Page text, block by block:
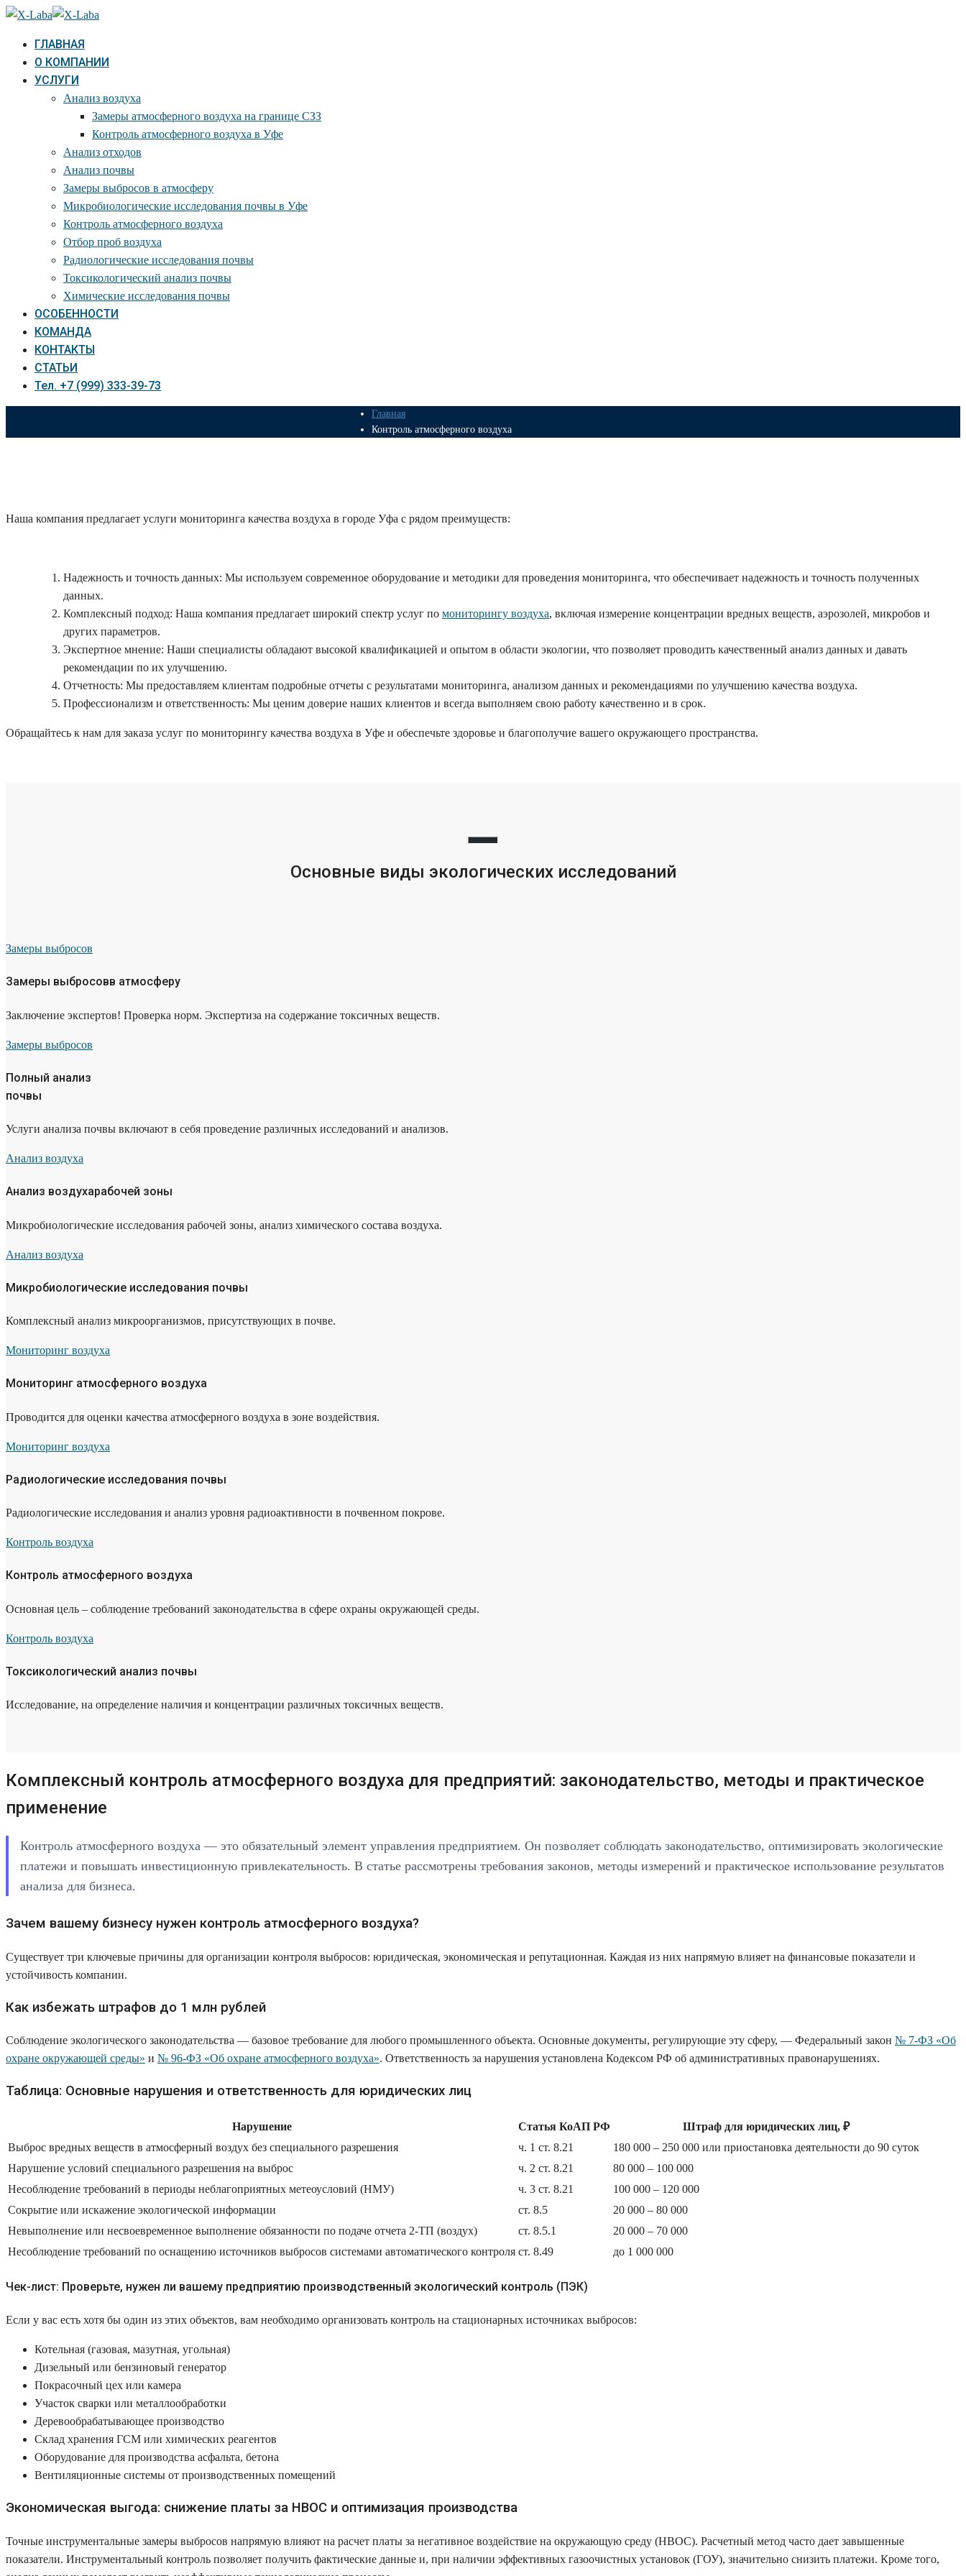
ГЛАВНАЯ
О КОМПАНИИ
УСЛУГИ
Анализ воздуха
Замеры атмосферного воздуха на границе СЗЗ
Контроль атмосферного воздуха в Уфе
Анализ отходов
Анализ почвы
Замеры выбросов в атмосферу
Микробиологические исследования почвы в Уфе
Контроль атмосферного воздуха
Отбор проб воздуха
Радиологические исследования почвы
Токсикологический анализ почвы
Химические исследования почвы
ОСОБЕННОСТИ
КОМАНДА
КОНТАКТЫ
СТАТЬИ
Тел. +7 (999) 333-39-73
Главная
Контроль атмосферного воздуха
Наша компания предлагает услуги мониторинга качества воздуха в городе Уфа с рядом преимуществ:
Надежность и точность данных: Мы используем современное оборудование и методики для проведения мониторинга, что обеспечивает надежность и точность полученных
данных.
Комплексный подход: Наша компания предлагает широкий спектр услуг по мониторингу воздуха, включая измерение концентрации вредных веществ, аэрозолей, микробов и
других параметров.
Экспертное мнение: Наши специалисты обладают высокой квалификацией и опытом в области экологии, что позволяет проводить качественный анализ данных и давать
рекомендации по их улучшению.
Отчетность: Мы предоставляем клиентам подробные отчеты с результатами мониторинга, анализом данных и рекомендациями по улучшению качества воздуха.
Профессионализм и ответственность: Мы ценим доверие наших клиентов и всегда выполняем свою работу качественно и в срок.
Обращайтесь к нам для заказа услуг по мониторингу качества воздуха в Уфе и обеспечьте здоровье и благополучие вашего окружающего пространства.
Основные виды экологических исследований
Замеры выбросов
Замеры выбросовв атмосферу
Заключение экспертов! Проверка норм. Экспертиза на содержание токсичных веществ.
Замеры выбросов
Полный анализ
почвы
Услуги анализа почвы включают в себя проведение различных исследований и анализов.
Анализ воздуха
Анализ воздухарабочей зоны
Микробиологические исследования рабочей зоны, анализ химического состава воздуха.
Анализ воздуха
Микробиологические исследования почвы
Комплексный анализ микроорганизмов, присутствующих в почве.
Мониторинг воздуха
Мониторинг атмосферного воздуха
Проводится для оценки качества атмосферного воздуха в зоне воздействия.
Мониторинг воздуха
Радиологические исследования почвы
Радиологические исследования и анализ уровня радиоактивности в почвенном покрове.
Контроль воздуха
Контроль атмосферного воздуха
Основная цель – соблюдение требований законодательства в сфере охраны окружающей среды.
Контроль воздуха
Токсикологический анализ почвы
Исследование, на определение наличия и концентрации различных токсичных веществ.
Комплексный контроль атмосферного воздуха для предприятий: законодательство, методы и практическое
применение
Контроль атмосферного воздуха — это обязательный элемент управления предприятием. Он позволяет соблюдать законодательство, оптимизировать экологические
платежи и повышать инвестиционную привлекательность. В статье рассмотрены требования законов, методы измерений и практическое использование результатов
анализа для бизнеса.
Зачем вашему бизнесу нужен контроль атмосферного воздуха?
Существует три ключевые причины для организации контроля выбросов: юридическая, экономическая и репутационная. Каждая из них напрямую влияет на финансовые показатели и
устойчивость компании.
Как избежать штрафов до 1 млн рублей
Соблюдение экологического законодательства — базовое требование для любого промышленного объекта. Основные документы, регулирующие эту сферу, — Федеральный закон № 7-ФЗ «Об
охране окружающей среды» и № 96-ФЗ «Об охране атмосферного воздуха». Ответственность за нарушения установлена Кодексом РФ об административных правонарушениях.
Таблица: Основные нарушения и ответственность для юридических лиц
Нарушение Статья КоАП РФ
Штраф для юридических лиц, ₽
Выброс вредных веществ в атмосферный воздух без специального разрешения
ч. 1 ст. 8.21
180 000 – 250 000 или приостановка деятельности до 90 суток
Нарушение условий специального разрешения на выброс
ч. 2 ст. 8.21
80 000 – 100 000
Несоблюдение требований в периоды неблагоприятных метеоусловий (НМУ)
ч. 3 ст. 8.21
100 000 – 120 000
Сокрытие или искажение экологической информации
ст. 8.5
20 000 – 80 000
Невыполнение или несвоевременное выполнение обязанности по подаче отчета 2-ТП (воздух)
ст. 8.5.1
20 000 – 70 000
Несоблюдение требований по оснащению источников выбросов системами автоматического контроля ст. 8.49 до 1 000 000
Чек-лист: Проверьте, нужен ли вашему предприятию производственный экологический контроль (ПЭК)
Если у вас есть хотя бы один из этих объектов, вам необходимо организовать контроль на стационарных источниках выбросов:
Котельная (газовая, мазутная, угольная)
Дизельный или бензиновый генератор
Покрасочный цех или камера
Участок сварки или металлообработки
Деревообрабатывающее производство
Склад хранения ГСМ или химических реагентов
Оборудование для производства асфальта, бетона
Вентиляционные системы от производственных помещений
Экономическая выгода: снижение платы за НВОС и оптимизация производства
Точные инструментальные замеры выбросов напрямую влияют на расчет платы за негативное воздействие на окружающую среду (НВОС). Расчетный метод часто дает завышенные
показатели. Инструментальный контроль позволяет получить фактические данные и, при наличии эффективных газоочистных установок (ГОУ), значительно снизить платежи. Кроме того,